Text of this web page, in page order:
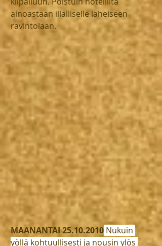
ainoastaan illalliselle läheiseen
ravintolaan.
MAANANTAI 25.10.2010 Nukuin
yöllä kohtuullisesti ja nousin ylös